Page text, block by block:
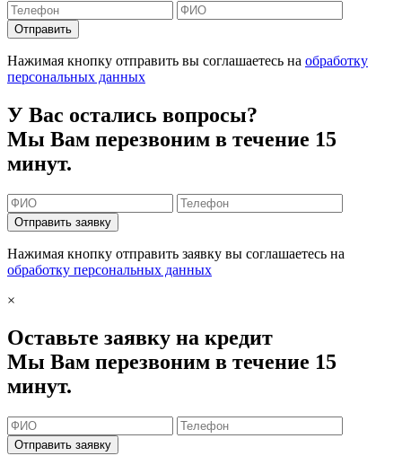
Отправить
Нажимая кнопку отправить вы соглашаетесь на обработку
персональных данных
У Вас остались вопросы?
Мы Вам перезвоним в течение 15
минут.
Отправить заявку
Нажимая кнопку отправить заявку вы соглашаетесь на
обработку персональных данных
×
Оставьте заявку на кредит
Мы Вам перезвоним в течение 15
минут.
Отправить заявку